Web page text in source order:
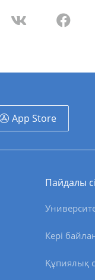
App Store
Пайдалы
Кері
Құпиялық